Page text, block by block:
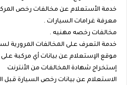
خدمة الأستعلام عن مخالفات رخص
معرفة غرامات السيارات .
مخالفات رخصه مهنيه .
خدمة التعرف على المخالفات المرورية
موقع الإستعلام عن بيانات أي مركبة على
إستخراج شهادة المخالفات من الأنترنت
الاستعلام عن بيانات رخص السيارة قبل